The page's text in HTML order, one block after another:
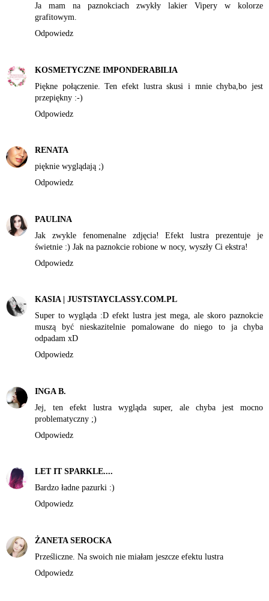
Ja mam na paznokciach zwykły lakier Vipery w kolorze
grafitowym.
Odpowiedz
KOSMETYCZNE IMPONDERABILIA
Piękne połączenie. Ten efekt lustra skusi i mnie chyba,bo jest
przepiękny :-)
Odpowiedz
RENATA
pięknie wyglądają ;)
Odpowiedz
PAULINA
Jak zwykle fenomenalne zdjęcia! Efekt lustra prezentuje je
świetnie :) Jak na paznokcie robione w nocy, wyszły Ci ekstra!
Odpowiedz
KASIA | JUSTSTAYCLASSY.COM.PL
Super to wygląda :D efekt lustra jest mega, ale skoro paznokcie
muszą być nieskazitelnie pomalowane do niego to ja chyba
odpadam xD
Odpowiedz
INGA B.
Jej, ten efekt lustra wygląda super, ale chyba jest mocno
problematyczny ;)
Odpowiedz
LET IT SPARKLE....
Bardzo ładne pazurki :)
Odpowiedz
ŻANETA SEROCKA
Prześliczne. Na swoich nie miałam jeszcze efektu lustra
Odpowiedz